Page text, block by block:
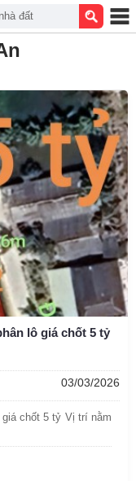
lô giá chốt 5 tỷ
03/03/2026
chốt 5 tỷ Vị trí nằm
đất